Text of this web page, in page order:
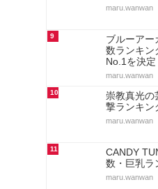
maru.wanwan
9
ブルーアー
数ランキン
No.1を決
maru.wanwan
10
崇教真光の
撃ランキン
maru.wanwan
11
CANDY
数・巨乳ラ
maru.wanwan